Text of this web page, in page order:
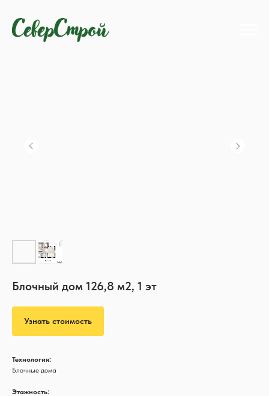
Блочный дом 126,8 м2, 1 эт
Узнать стоимость
Технология:
Блочные дома
Этажность: